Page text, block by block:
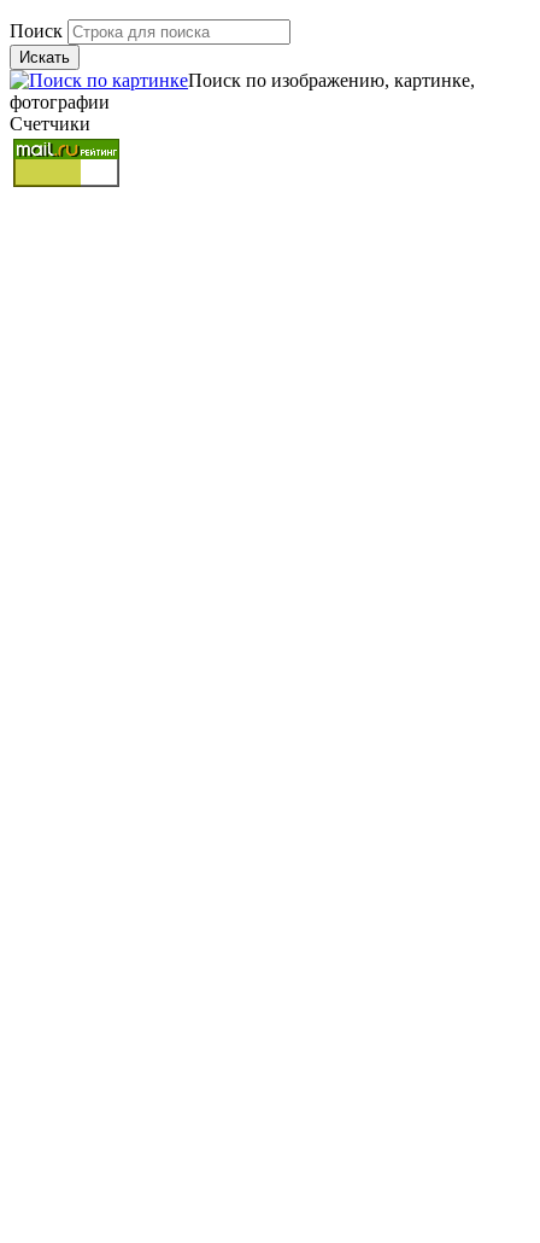
Поиск
Искать
Поиск по изображению, картинке,
фотографии
Счетчики